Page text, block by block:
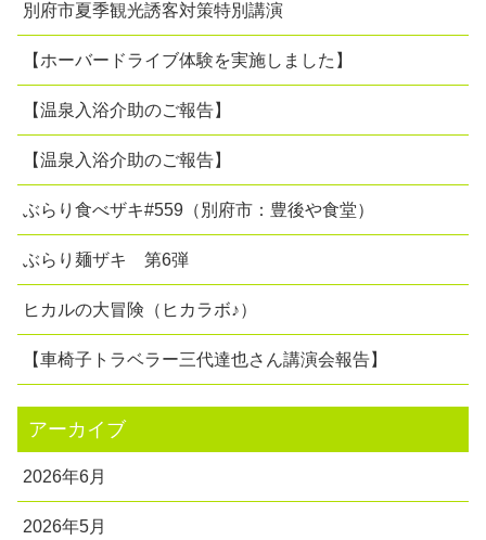
別府市夏季観光誘客対策特別講演
【ホーバードライブ体験を実施しました】
【温泉入浴介助のご報告】
【温泉入浴介助のご報告】
ぶらり食べザキ#559（別府市：豊後や食堂）
ぶらり麺ザキ 第6弾
ヒカルの大冒険（ヒカラボ♪）
【車椅子トラベラー三代達也さん講演会報告】
アーカイブ
2026年6月
2026年5月